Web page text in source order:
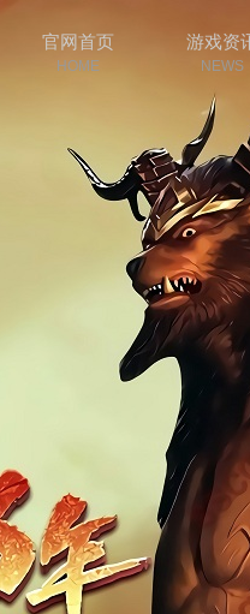
官网首页
HOME
游戏资
NEWS